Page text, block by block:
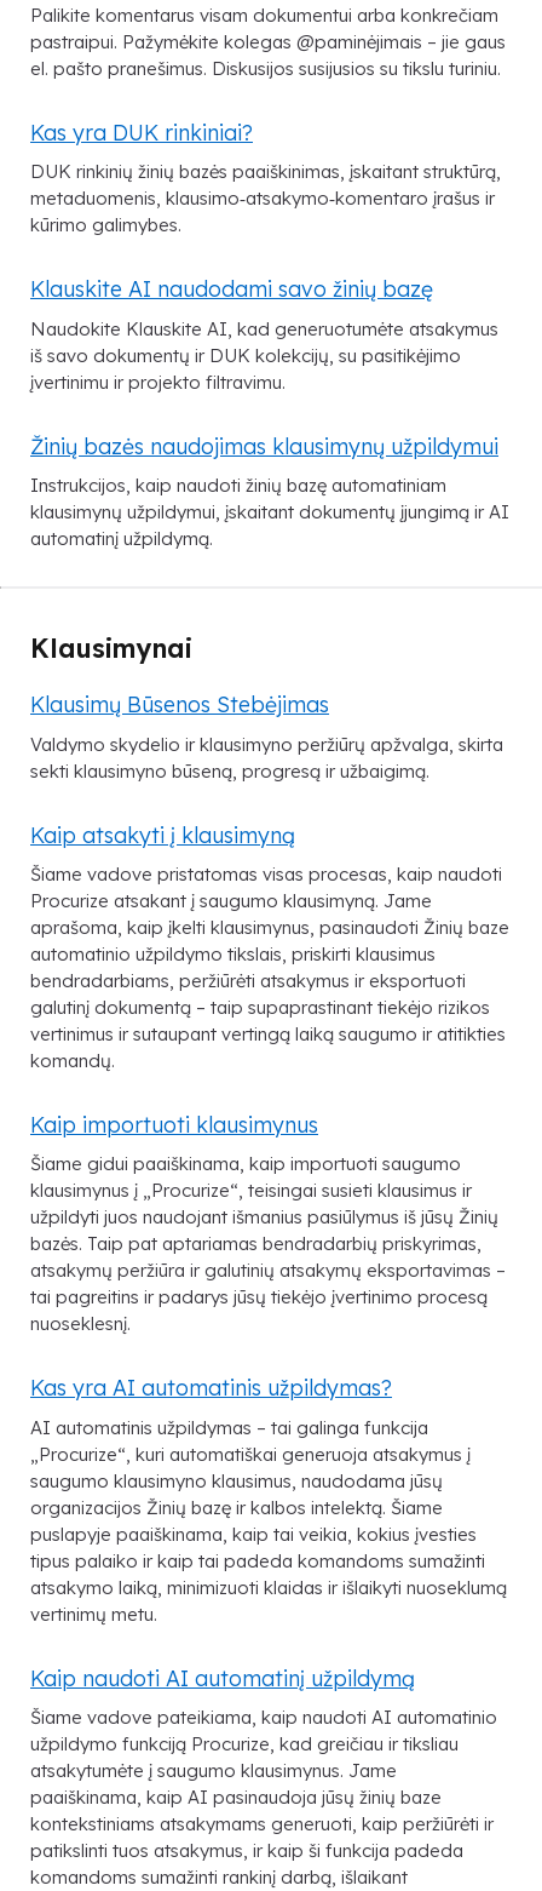
Palikite komentarus visam dokumentui arba konkrečiam
pastraipui. Pažymėkite kolegas @paminėjimais – jie gaus
el. pašto pranešimus. Diskusijos susijusios su tikslu turiniu.
Kas yra DUK rinkiniai?
DUK rinkinių žinių bazės paaiškinimas, įskaitant struktūrą,
metaduomenis, klausimo‑atsakymo‑komentaro įrašus ir
kūrimo galimybes.
Klauskite AI naudodami savo žinių bazę
Naudokite Klauskite AI, kad generuotumėte atsakymus
iš savo dokumentų ir DUK kolekcijų, su pasitikėjimo
įvertinimu ir projekto filtravimu.
Žinių bazės naudojimas klausimynų užpildymui
Instrukcijos, kaip naudoti žinių bazę automatiniam
klausimynų užpildymui, įskaitant dokumentų įjungimą ir AI
automatinį užpildymą.
Klausimynai
Klausimų Būsenos Stebėjimas
Valdymo skydelio ir klausimyno peržiūrų apžvalga, skirta
sekti klausimyno būseną, progresą ir užbaigimą.
Kaip atsakyti į klausimyną
Šiame vadove pristatomas visas procesas, kaip naudoti
Procurize atsakant į saugumo klausimyną. Jame
aprašoma, kaip įkelti klausimynus, pasinaudoti Žinių baze
automatinio užpildymo tikslais, priskirti klausimus
bendradarbiams, peržiūrėti atsakymus ir eksportuoti
galutinį dokumentą – taip supaprastinant tiekėjo rizikos
vertinimus ir sutaupant vertingą laiką saugumo ir atitikties
komandų.
Kaip importuoti klausimynus
Šiame gidui paaiškinama, kaip importuoti saugumo
klausimynus į „Procurize“, teisingai susieti klausimus ir
užpildyti juos naudojant išmanius pasiūlymus iš jūsų Žinių
bazės. Taip pat aptariamas bendradarbių priskyrimas,
atsakymų peržiūra ir galutinių atsakymų eksportavimas –
tai pagreitins ir padarys jūsų tiekėjo įvertinimo procesą
nuoseklesnį.
Kas yra AI automatinis užpildymas?
AI automatinis užpildymas – tai galinga funkcija
„Procurize“, kuri automatiškai generuoja atsakymus į
saugumo klausimyno klausimus, naudodama jūsų
organizacijos Žinių bazę ir kalbos intelektą. Šiame
puslapyje paaiškinama, kaip tai veikia, kokius įvesties
tipus palaiko ir kaip tai padeda komandoms sumažinti
atsakymo laiką, minimizuoti klaidas ir išlaikyti nuoseklumą
vertinimų metu.
Kaip naudoti AI automatinį užpildymą
Šiame vadove pateikiama, kaip naudoti AI automatinio
užpildymo funkciją Procurize, kad greičiau ir tiksliau
atsakytumėte į saugumo klausimynus. Jame
paaiškinama, kaip AI pasinaudoja jūsų žinių baze
kontekstiniams atsakymams generuoti, kaip peržiūrėti ir
patikslinti tuos atsakymus, ir kaip ši funkcija padeda
komandoms sumažinti rankinį darbą, išlaikant